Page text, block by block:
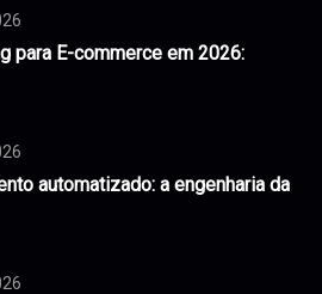
para E-commerce em 2026:
automatizado: a engenharia da